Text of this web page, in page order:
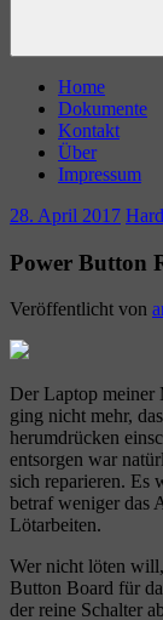
Home
Dokumente
Kontakt
Über
Impressum
28. April 2017
Power Button
Veröffentlicht von
Der Laptop meiner
ging nicht mehr,
herumdrücken
entsorgen war
sich reparieren. Es
betraf weniger das
Lötarbeiten.
Wer nicht löten
Button Board für
der reine Schalter